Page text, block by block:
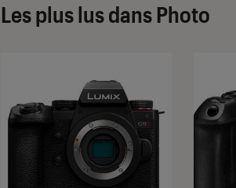
Les plus lus dans Photo